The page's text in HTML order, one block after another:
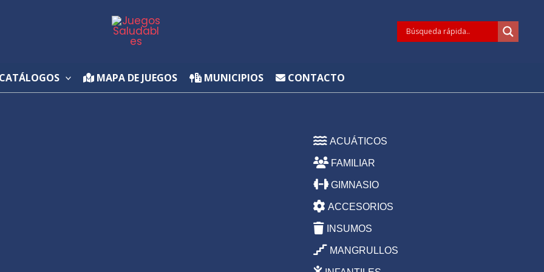
CATÁLOGOS MAPA DE JUEGOS MUNICIPIOS CONTACTO
ACUÁTICOS
FAMILIAR
GIMNASIO
ACCESORIOS
INSUMOS
MANGRULLOS